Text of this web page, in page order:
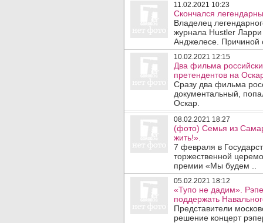
11.02.2021 10:23
Скончался
Владелец
журнала Hustler Ларри
Анджелесе. Причиной
10.02.2021 12:15
Два фильма
претендентов на
Сразу два фильма
документальный,
Оскар.
08.02.2021 18:27
(фото) Семья из
жить!».
7 февраля в
торжественной
премии «Мы будем ..
05.02.2021 18:12
«Тупо не дадим».
поддержать
Представители
решение концерт